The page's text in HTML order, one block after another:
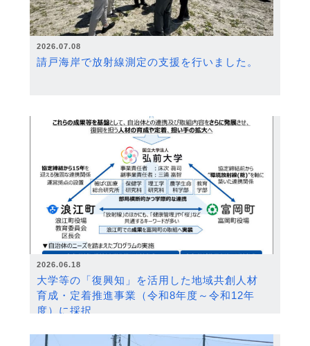
2026.07.08
請戸海岸で放射線測定の支援を行いました。
2026.06.18
大学等の「復興知」を活用した地域共創人材
育成・定着推進事業（令和8年度～令和12年
度）に採択